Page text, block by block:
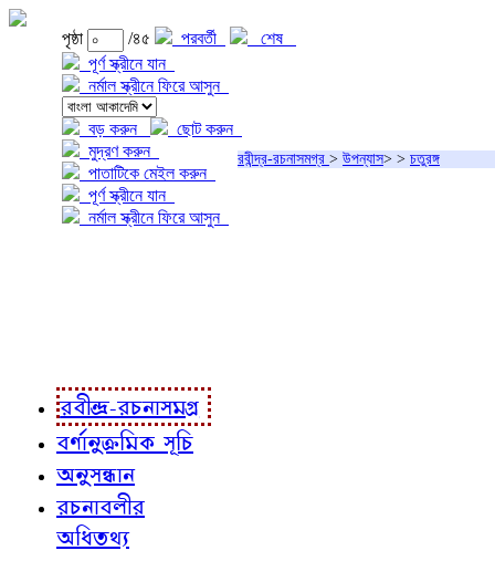
পৃষ্ঠা /৪৫ পরবর্তী
শেষ
পূর্ণ স্ক্রীনে যান
নর্মাল স্ক্রীনে ফিরে আসুন
বড় করুন
ছোট করুন
মুদ্রণ করুন
পাতাটিকে মেইল করুন
পূর্ণ স্ক্রীনে যান
নর্মাল স্ক্রীনে ফিরে আসুন
রবীন্দ্র-রচনাসমগ্র > উপন্যাস> > চতুরঙ্গ
রবীন্দ্র-রচনাসমগ্র
বর্ণানুক্রমিক সূচি
অনুসন্ধান
রচনাবলীর
অধিতথ্য